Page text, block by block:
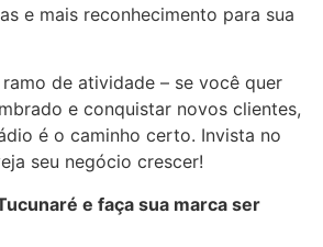
e mais reconhecimento para sua
de atividade – se você quer
e conquistar novos clientes,
é o caminho certo. Invista no
seu negócio crescer!
e faça sua marca ser